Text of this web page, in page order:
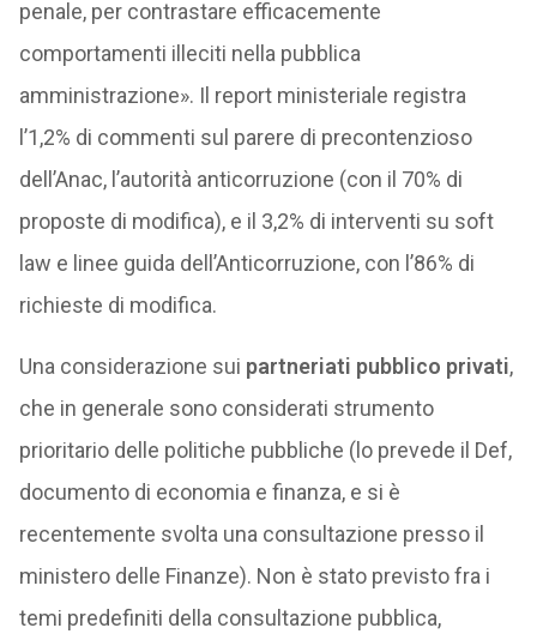
penale, per contrastare efficacemente
comportamenti illeciti nella pubblica
amministrazione». Il report ministeriale registra
l’1,2% di commenti sul parere di precontenzioso
dell’Anac, l’autorità anticorruzione (con il 70% di
proposte di modifica), e il 3,2% di interventi su soft
law e linee guida dell’Anticorruzione, con l’86% di
richieste di modifica.
Una considerazione sui partneriati pubblico privati,
che in generale sono considerati strumento
prioritario delle politiche pubbliche (lo prevede il Def,
documento di economia e finanza, e si è
recentemente svolta una consultazione presso il
ministero delle Finanze). Non è stato previsto fra i
temi predefiniti della consultazione pubblica,